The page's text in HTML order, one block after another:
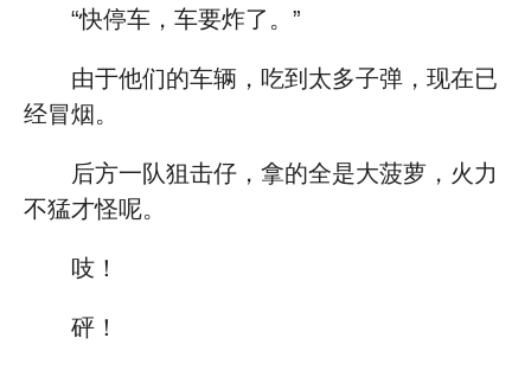
“快停车，车要炸了。”
由于他们的车辆，吃到太多子弹，现在已
经冒烟。
后方一队狙击仔，拿的全是大菠萝，火力
不猛才怪呢。
吱！
砰！